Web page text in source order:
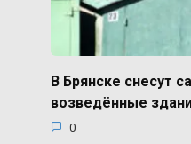
В Брянске снесут
возведённые
0